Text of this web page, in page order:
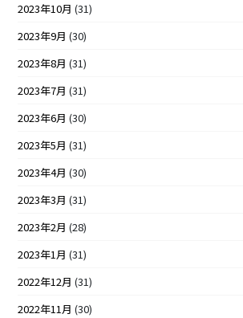
2023年10月 (31)
2023年9月 (30)
2023年8月 (31)
2023年7月 (31)
2023年6月 (30)
2023年5月 (31)
2023年4月 (30)
2023年3月 (31)
2023年2月 (28)
2023年1月 (31)
2022年12月 (31)
2022年11月 (30)